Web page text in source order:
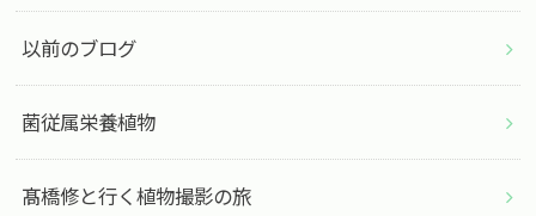
以前のブログ
菌従属栄養植物
髙橋修と行く植物撮影の旅